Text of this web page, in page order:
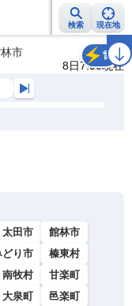
検索 現在地
注意報 2週間天気 ラ
市
8日7:00現在
雷
太田市
館林市
どり市
榛東村
南牧村
甘楽町
大泉町 邑楽町